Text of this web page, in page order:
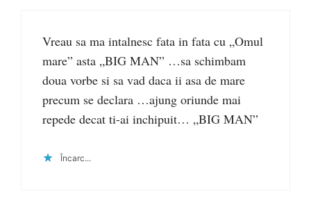
Vreau sa ma intalnesc fata in fata cu „Omul
mare” asta „BIG MAN” …sa schimbam
doua vorbe si sa vad daca ii asa de mare
precum se declara …ajung oriunde mai
repede decat ti-ai inchipuit… „BIG MAN”
Încarc...